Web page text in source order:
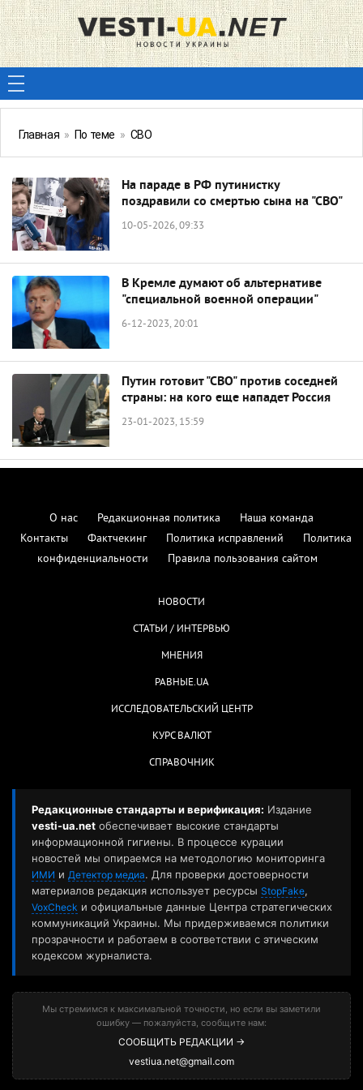
Главная » По теме » СВО
На параде в РФ путинистку
поздравили со смертью сына на "СВО"
10-05-2026, 09:33
В Кремле думают об альтернативе
"специальной военной операции"
6-12-2023, 20:01
Путин готовит "СВО" против соседней
страны: на кого еще нападет Россия
23-01-2023, 15:59
О нас Редакционная политика
Наша команда
Контакты
Фактчекинг Политика исправлений
Политика
конфиденциальности
Правила пользования сайтом
НОВОСТИ
СТАТЬИ / ИНТЕРВЬЮ
МНЕНИЯ
РАВНЫЕ.UA
ИССЛЕДОВАТЕЛЬСКИЙ ЦЕНТР
КУРС ВАЛЮТ
СПРАВОЧНИК
Редакционные стандарты и верификация: Издание
vesti-ua.net обеспечивает высокие стандарты
информационной гигиены. В процессе курации
новостей мы опираемся на методологию мониторинга
ИМИ и Детектор медиа. Для проверки достоверности
материалов редакция использует ресурсы StopFake,
VoxCheck и официальные данные Центра стратегических
коммуникаций Украины. Мы придерживаемся политики
прозрачности и работаем в соответствии с этическим
кодексом журналиста.
Мы стремимся к максимальной точности, но если вы заметили
ошибку — пожалуйста, сообщите нам:
СООБЩИТЬ РЕДАКЦИИ →
vestiua.net@gmail.com